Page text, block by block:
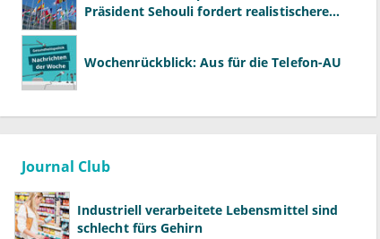
Präsident Sehouli fordert realistischere
Wochenrückblick: Aus für die Telefon-AU
Journal Club
Industriell verarbeitete Lebensmittel sind
schlecht fürs Gehirn